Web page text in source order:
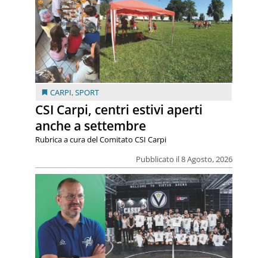
CARPI,SPORT
CSI Carpi, centri estivi aperti
anche a settembre
Pubblicato il 8 Agosto, 2026
Rubrica a cura del Comitato CSI Carpi